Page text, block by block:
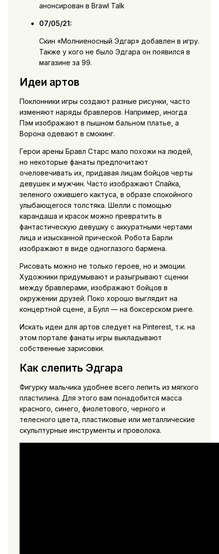
анонсирован в Brawl Talk
07/05/21:
Скин «Молниеносный Эдгар» добавлен в игру.
Также у кого не было Эдгара он появился в
магазине за 99.
Идеи артов
Поклонники игры создают разные рисунки, часто
изменяют наряды бравлеров. Например, иногда
Пэм изображают в пышном бальном платье, а
Ворона одевают в смокинг.
Герои арены Бравл Старс мало похожи на людей,
но некоторые фанаты предпочитают
очеловечивать их, придавая лицам бойцов черты
девушек и мужчин. Часто изображают Спайка,
зеленого ожившего кактуса, в образе спокойного
улыбающегося толстяка. Шелли с помощью
карандаша и красок можно превратить в
фантастическую девушку с аккуратными чертами
лица и изысканной прической. Робота Барли
изображают в виде одноглазого бармена.
Рисовать можно не только героев, но и эмоции.
Художники придумывают и разыгрывают сценки
между бравлерами, изображают бойцов в
окружении друзей. Поко хорошо выглядит на
концертной сцене, а Булл — на боксерском ринге.
Искать идеи для артов следует на Pinterest, т.к. на
этом портале фанаты игры выкладывают
собственные зарисовки.
Как слепить Эдгара
Фигурку мальчика удобнее всего лепить из мягкого
пластилина. Для этого вам понадобится масса
красного, синего, фиолетового, черного и
телесного цвета, пластиковые или металлические
скульптурные инструменты и проволока.